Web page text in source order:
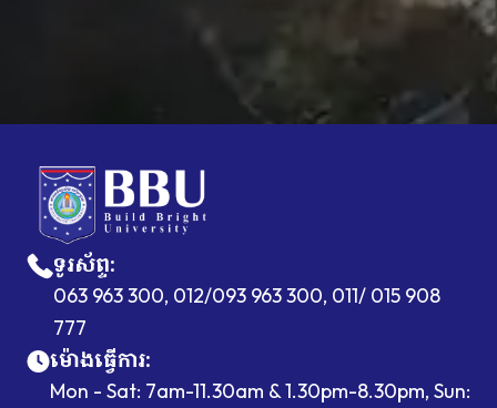
ទូរស័ព្ទ:
063 963 300, 012/093 963 300, 011/ 015 908
777
ម៉ោងធ្វើការ:
Mon - Sat: 7am-11.30am & 1.30pm-8.30pm, Sun: